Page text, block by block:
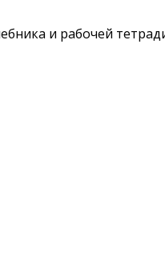
и рабочей